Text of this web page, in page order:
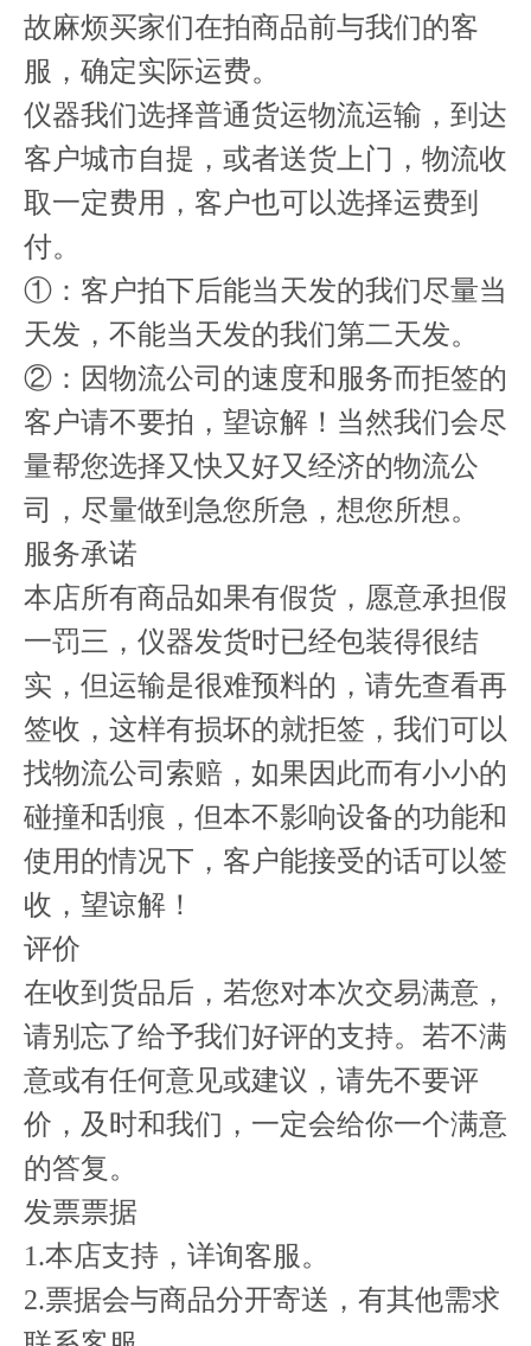
故麻烦买家们在拍商品前与我们的客
服，确定实际运费。
仪器我们选择普通货运物流运输，到达
客户城市自提，或者送货上门，物流收
取一定费用，客户也可以选择运费到
付。
①：客户拍下后能当天发的我们尽量当
天发，不能当天发的我们第二天发。
②：因物流公司的速度和服务而拒签的
客户请不要拍，望谅解！当然我们会尽
量帮您选择又快又好又经济的物流公
司，尽量做到急您所急，想您所想。
服务承诺
本店所有商品如果有假货，愿意承担假
一罚三，仪器发货时已经包装得很结
实，但运输是很难预料的，请先查看再
签收，这样有损坏的就拒签，我们可以
找物流公司索赔，如果因此而有小小的
碰撞和刮痕，但本不影响设备的功能和
使用的情况下，客户能接受的话可以签
收，望谅解！
评价
在收到货品后，若您对本次交易满意，
请别忘了给予我们好评的支持。若不满
意或有任何意见或建议，请先不要评
价，及时和我们，一定会给你一个满意
的答复。
发票票据
1.本店支持，详询客服。
2.票据会与商品分开寄送，有其他需求